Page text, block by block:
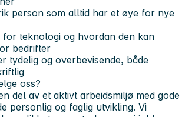
person som alltid har et øye for nye
for teknologi og hvordan den kan
bedrifter
tydelig og overbevisende, både
oss?
del av et aktivt arbeidsmiljø med gode
personlig og faglig utvikling. Vi